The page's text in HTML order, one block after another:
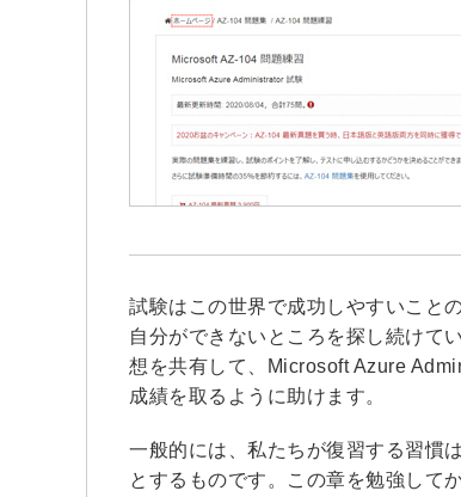
試験はこの世界で成功しやすいこと
自分ができないところを探し続けて
想を共有して、Microsoft Azure
成績を取るように助けます。
一般的には、私たちが復習する習慣
とするものです。この章を勉強して